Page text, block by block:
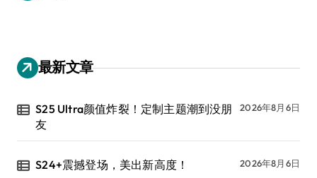
最新文章
S25 Ultra颜值炸裂！定制主题潮到没朋
友
2026年8月6日
S24+震撼登场，美出新高度！ 2026年8月6日